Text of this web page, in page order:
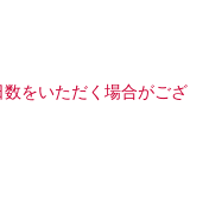
をいただく場合がござ